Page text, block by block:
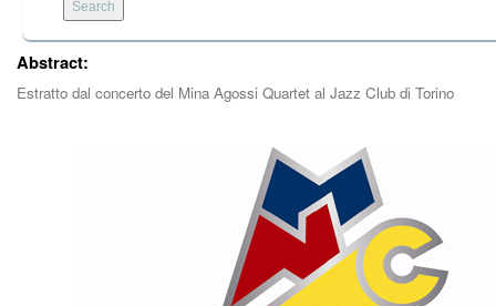
Abstract:
Estratto dal concerto del Mina Agossi Quartet al Jazz Club di Torino